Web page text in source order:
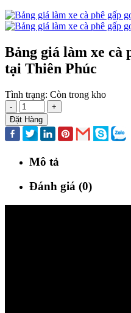
Bảng giá làm xe cà
tại Thiên Phúc
Tình trạng: Còn trong kho
-
+
Đặt Hàng
Mô tả
Đánh giá (0)